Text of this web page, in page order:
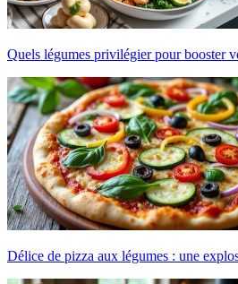
Quels légumes privilégier pour booster
Délice de pizza aux légumes : une